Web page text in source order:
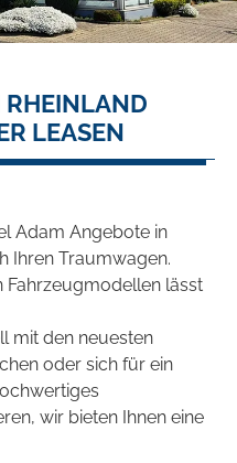
RHEINLAND
LEASEN
Adam Angebote in
Ihren Traumwagen.
Fahrzeugmodellen lässt
mit den neuesten
oder sich für ein
wir bieten Ihnen eine